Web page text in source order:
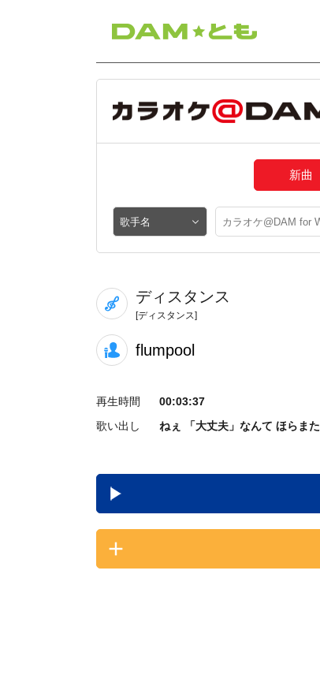
新曲
ディスタンス
[ディスタンス]
flumpool
再生時間
00:03:37
歌い出し
ねぇ 「大丈夫」なんて ほらまた